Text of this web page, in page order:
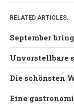
RELATED ARTICLES.